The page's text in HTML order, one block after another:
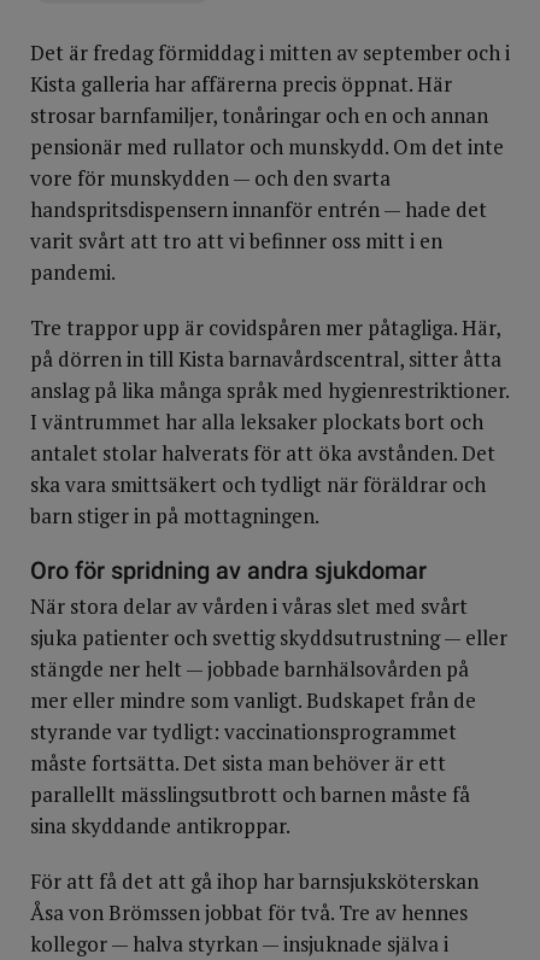
Det är fredag förmiddag i mitten av september och i
Kista galleria har affärerna precis öppnat. Här
strosar barnfamiljer, tonåringar och en och annan
pensionär med rullator och munskydd. Om det inte
vore för munskydden — och den svarta
handspritsdispensern innanför entrén — hade det
varit svårt att tro att vi befinner oss mitt i en
pandemi.
Tre trappor upp är covidspåren mer påtagliga. Här,
på dörren in till Kista barnavårdscentral, sitter åtta
anslag på lika många språk med hygienrestriktioner.
I väntrummet har alla leksaker plockats bort och
antalet stolar halverats för att öka avstånden. Det
ska vara smittsäkert och tydligt när föräldrar och
barn stiger in på mottagningen.
Oro för spridning av andra sjukdomar
När stora delar av vården i våras slet med svårt
sjuka patienter och svettig skyddsutrustning — eller
stängde ner helt — jobbade barnhälsovården på
mer eller mindre som vanligt. Budskapet från de
styrande var tydligt: vaccinationsprogrammet
måste fortsätta. Det sista man behöver är ett
parallellt mässlingsutbrott och barnen måste få
sina skyddande antikroppar.
För att få det att gå ihop har barnsjuksköterskan
Åsa von Brömssen jobbat för två. Tre av hennes
kollegor — halva styrkan — insjuknade själva i